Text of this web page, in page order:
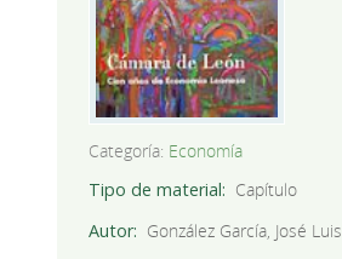
Categoría: Economía
Tipo de material
Capítulo
Autor
González García, José Luis